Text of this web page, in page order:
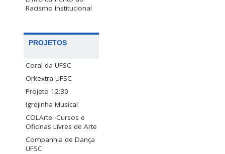
Racismo Institucional
PROJETOS
Coral da UFSC
Orkextra UFSC
Projeto 12:30
Igrejinha Musical
COLArte -Cursos e
Oficinas Livres de Arte
Companhia de Dança
UFSC